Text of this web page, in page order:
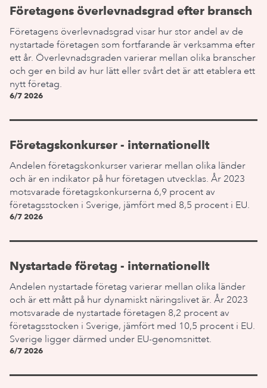
Företagens överlevnadsgrad efter bransch
Företagens överlevnadsgrad visar hur stor andel av de
nystartade företagen som fortfarande är verksamma efter
ett år. Överlevnadsgraden varierar mellan olika branscher
och ger en bild av hur lätt eller svårt det är att etablera ett
nytt företag.
6/7 2026
Företagskonkurser - internationellt
Andelen företagskonkurser varierar mellan olika länder
och är en indikator på hur företagen utvecklas. År 2023
motsvarade företagskonkurserna 6,9 procent av
företagsstocken i Sverige, jämfört med 8,5 procent i EU.
6/7 2026
Nystartade företag - internationellt
Andelen nystartade företag varierar mellan olika länder
och är ett mått på hur dynamiskt näringslivet är. År 2023
motsvarade de nystartade företagen 8,2 procent av
företagsstocken i Sverige, jämfört med 10,5 procent i EU.
Sverige ligger därmed under EU-genomsnittet.
6/7 2026